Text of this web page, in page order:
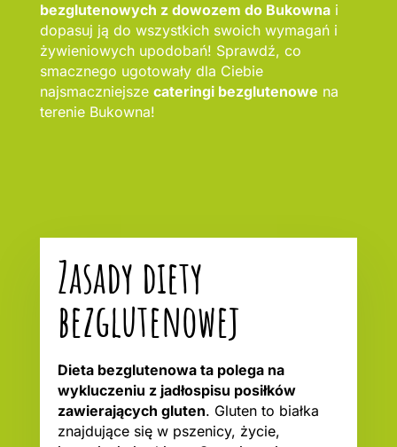
bezglutenowych z dowozem do Bukownai
dopasuj ją do wszystkich swoich wymagań i
żywieniowych upodobań! Sprawdź, co
smacznego ugotowały dla Ciebie
najsmaczniejsze cateringi bezglutenowe na
terenie Bukowna!
Zasady diety
bezglutenowej
Dieta bezglutenowa ta polega na
wykluczeniu z jadłospisu posiłków
zawierających gluten. Gluten to białka
znajdujące się w pszenicy, życie,